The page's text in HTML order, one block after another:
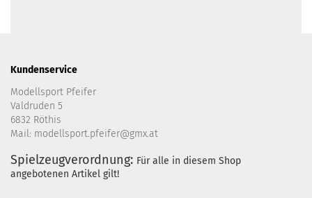
Kundenservice
Modellsport Pfeifer
Valdruden 5
6832 Röthis
Mail: modellsport.pfeifer@gmx.at
Spielzeugverordnung: Für alle in diesem Shop
angebotenen Artikel gilt!